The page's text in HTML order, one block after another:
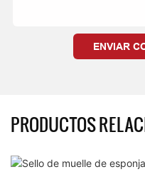
ENVIAR
PRODUCTOS